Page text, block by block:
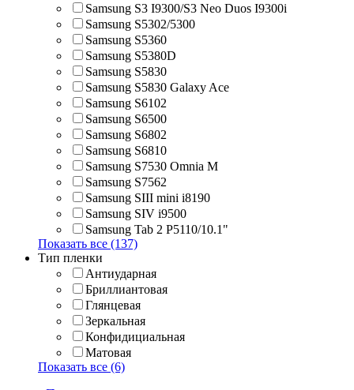
Samsung S3 I9300/S3 Neo Duos I9300i
Samsung S5302/5300
Samsung S5360
Samsung S5380D
Samsung S5830
Samsung S5830 Galaxy Ace
Samsung S6102
Samsung S6500
Samsung S6802
Samsung S6810
Samsung S7530 Omnia M
Samsung S7562
Samsung SIII mini i8190
Samsung SIV i9500
Samsung Tab 2 P5110/10.1"
Показать все (137)
Тип пленки
Антиударная
Бриллиантовая
Глянцевая
Зеркальная
Конфидициальная
Матовая
Показать все (6)